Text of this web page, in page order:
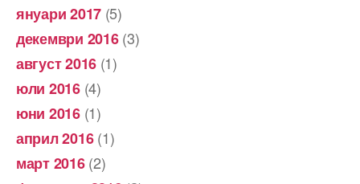
януари 2017 (5)
декември 2016(3)
август 2016 (1)
юли 2016(4)
юни 2016(1)
април 2016(1)
март 2016(2)